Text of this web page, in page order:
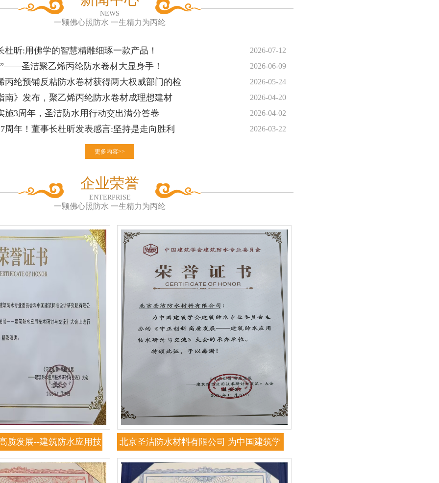
NEWS
一颗佛心照防水 一生精力为丙纶
杜昕:用佛学的智慧精雕细琢一款产品！ 2026-07-12
圣洁聚乙烯丙纶防水卷材大显身手！ 2026-06-09
丙纶预铺反粘防水卷材获得两大权威部门的检 2026-05-24
南》发布，聚乙烯丙纶防水卷材成理想建材 2026-04-20
施3周年，圣洁防水用行动交出满分答卷 2026-04-02
周年！董事长杜昕发表感言:坚持是走向胜利 2026-03-22
更多内容>>
企业荣誉
ENTERPRISE
一颗佛心照防水 一生精力为丙纶
质发展--建筑防水应用技
北京圣洁防水材料有限公司 为中国建筑学
会